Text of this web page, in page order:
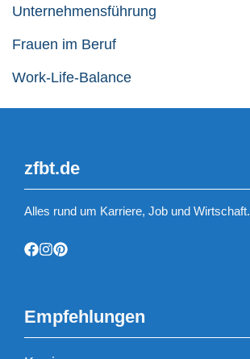
Unternehmensführung
Frauen im Beruf
Work-Life-Balance
zfbt.de
Alles rund um Karriere, Job und Wirtschaft.
Empfehlungen